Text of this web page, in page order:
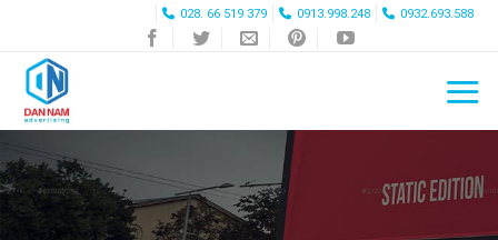
content
028. 66 519 379 0913.998.248 0932.693.588